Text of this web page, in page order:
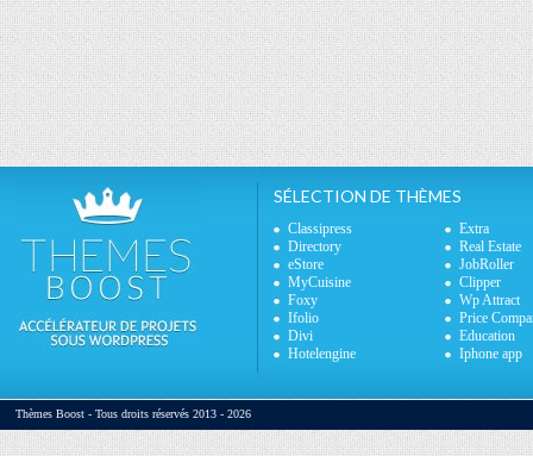
SÉLECTION DE THÈMES
Classipress
Extra
Directory
Real Estate
eStore
JobRoller
MyCuisine
Clipper
Foxy
Wp Attract
Ifolio
Price
Divi
Education
Hotelengine
Iphone app
Thèmes Boost - Tous droits réservés 2013 - 2026